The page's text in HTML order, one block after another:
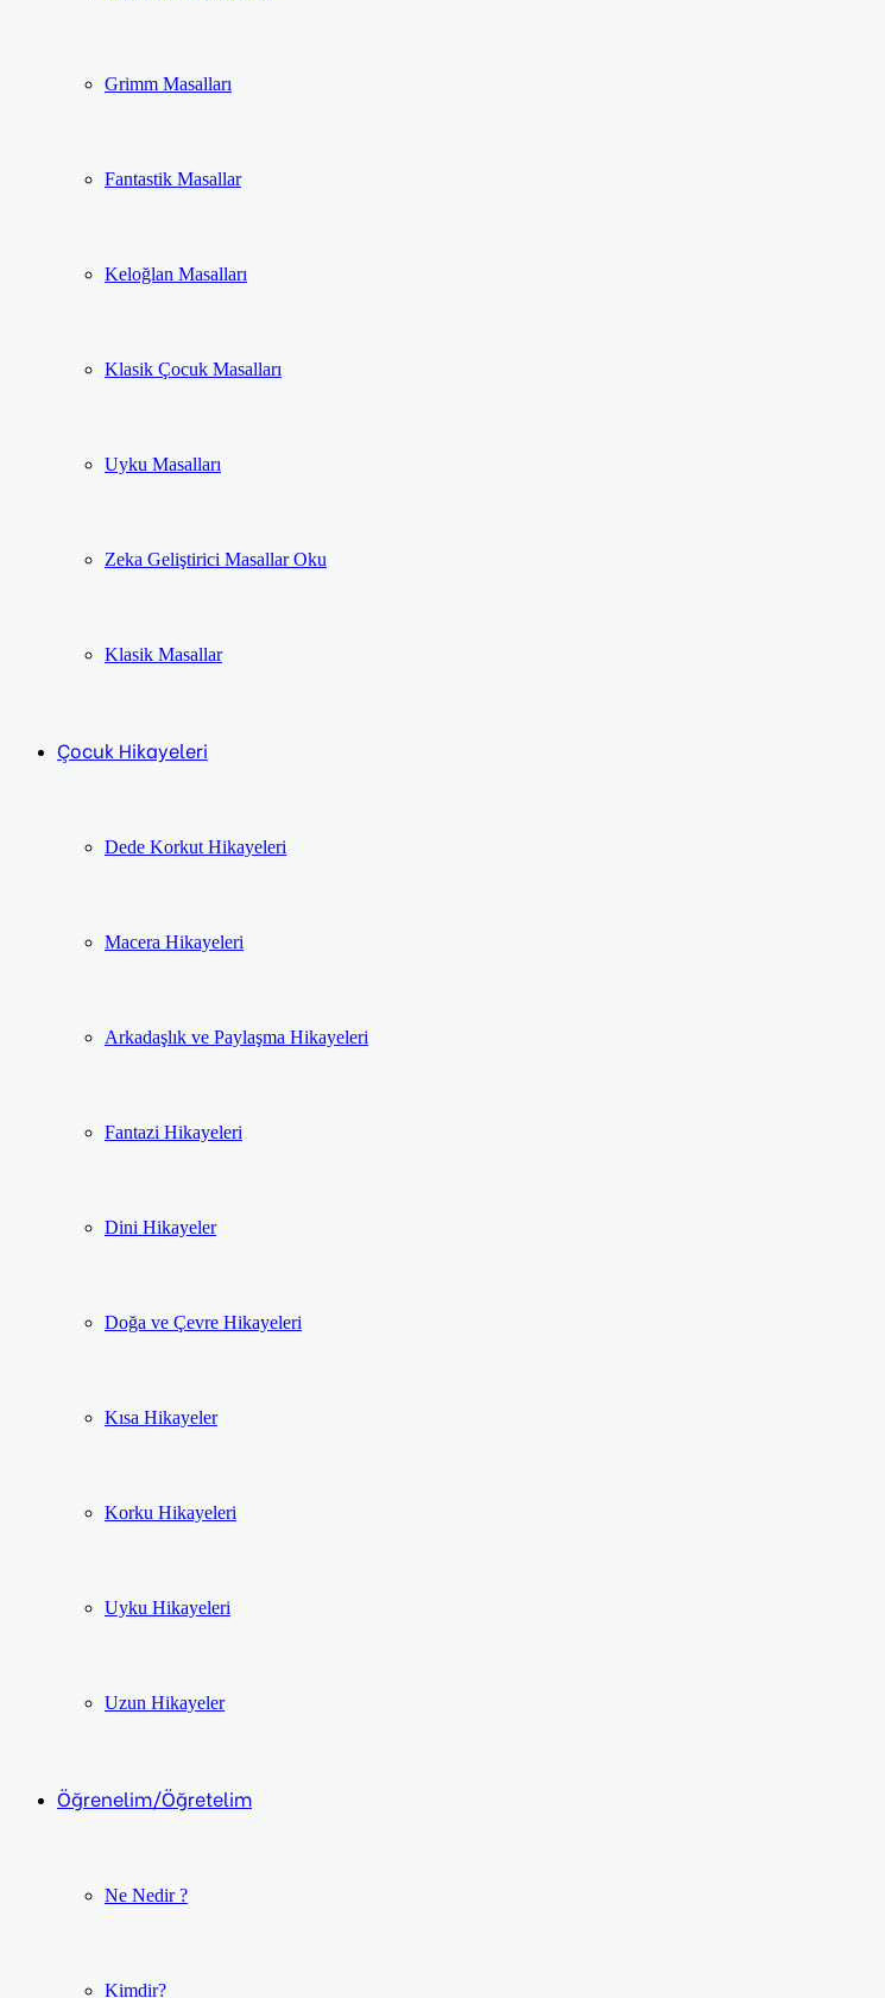
Grimm Masalları
Fantastik Masallar
Keloğlan Masalları
Klasik Çocuk Masalları
Uyku Masalları
Zeka Geliştirici Masallar Oku
Klasik Masallar
Çocuk Hikayeleri
Dede Korkut Hikayeleri
Macera Hikayeleri
Arkadaşlık ve Paylaşma Hikayeleri
Fantazi Hikayeleri
Dini Hikayeler
Doğa ve Çevre Hikayeleri
Kısa Hikayeler
Korku Hikayeleri
Uyku Hikayeleri
Uzun Hikayeler
Öğrenelim/Öğretelim
Ne Nedir ?
Kimdir?